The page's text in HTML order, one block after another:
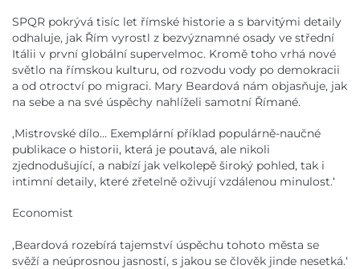
SPQR pokrývá tisíc let římské historie a s barvitými detaily
odhaluje, jak Řím vyrostl z bezvýznamné osady ve střední
Itálii v první globální supervelmoc. Kromě toho vrhá nové
světlo na římskou kulturu, od rozvodu vody po demokracii
a od otroctví po migraci. Mary Beardová nám objasňuje, jak
na sebe a na své úspěchy nahlíželi samotní Římané.
,Mistrovské dílo… Exemplární příklad populárně-naučné
publikace o historii, která je poutavá, ale nikoli
zjednodušující, a nabízí jak velkolepě široký pohled, tak i
intimní detaily, které zřetelně oživují vzdálenou minulost.‘
Economist
,Beardová rozebírá tajemství úspěchu tohoto města se
svěží a neúprosnou jasností, s jakou se člověk jinde nesetká.‘